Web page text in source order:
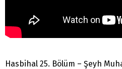
Hasbihal 25. Bölüm – Şeyh